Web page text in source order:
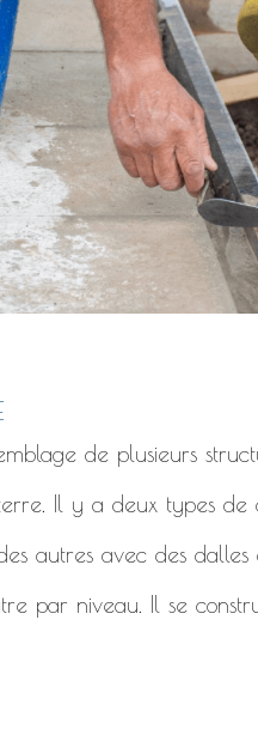
de plusieurs
Il y a deux types de
autres avec des dalles
par niveau. Il se